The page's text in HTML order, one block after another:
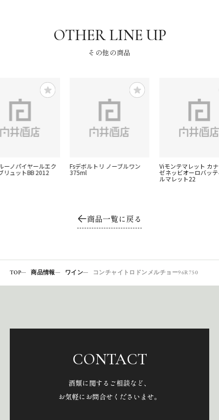
その他の商品
ーノパイヤールエク
リュットBB 2012
Fsデボルトリ ノーブルワン
375ml
Viモンテマレット カ
ゼネッビオーロバッ
ルマレット22
商品一覧に戻る
TOP 商品情報 ワイン コンチャイトロドンメルチョー96R750
CONTACT
酒類に関するご相談など、
お気軽にお問合せくださいませ。